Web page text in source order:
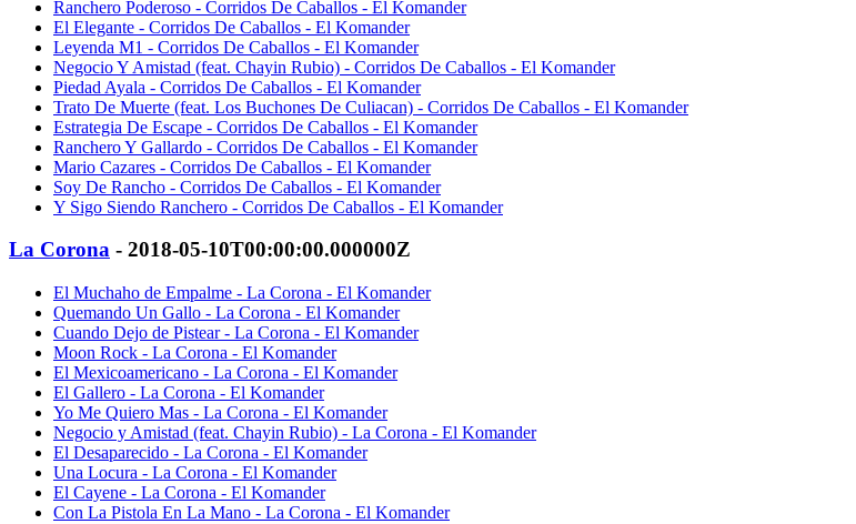
Ranchero Poderoso - Corridos De Caballos - El Komander
El Elegante - Corridos De Caballos - El Komander
Leyenda M1 - Corridos De Caballos - El Komander
Negocio Y Amistad (feat. Chayin Rubio) - Corridos De Caballos - El Komander
Piedad Ayala - Corridos De Caballos - El Komander
Trato De Muerte (feat. Los Buchones De Culiacan) - Corridos De Caballos - El Komander
Estrategia De Escape - Corridos De Caballos - El Komander
Ranchero Y Gallardo - Corridos De Caballos - El Komander
Mario Cazares - Corridos De Caballos - El Komander
Soy De Rancho - Corridos De Caballos - El Komander
Y Sigo Siendo Ranchero - Corridos De Caballos - El Komander
La Corona - 2018-05-10T00:00:00.000000Z
El Muchaho de Empalme - La Corona - El Komander
Quemando Un Gallo - La Corona - El Komander
Cuando Dejo de Pistear - La Corona - El Komander
Moon Rock - La Corona - El Komander
El Mexicoamericano - La Corona - El Komander
El Gallero - La Corona - El Komander
Yo Me Quiero Mas - La Corona - El Komander
Negocio y Amistad (feat. Chayin Rubio) - La Corona - El Komander
El Desaparecido - La Corona - El Komander
Una Locura - La Corona - El Komander
El Cayene - La Corona - El Komander
Con La Pistola En La Mano - La Corona - El Komander